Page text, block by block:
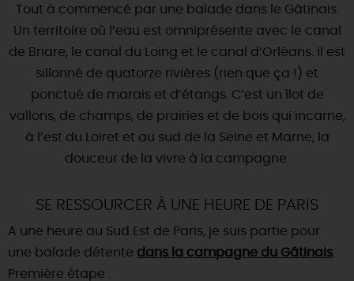
TOUTES LES ACTIVITÉS
Visitesgourmandesetcréatives
Vins etvignobles
Chic,une aire de pique-nique
Par ici lesguinguettes
Que rapporter du Loiret ?
La Route desMétiers d'Art
TOUT L'ART DE VIVRE
Des vacances auprès des animaux 🐎
(re)Découvrir les coulisses de la Faïencerie de
Gien !
Expérimenterles parcours Baludik 🕵️
Rendez-vous de la nature en 2026
2026
Où sortir ?
SE REPÉRER,SE DÉPLACER
INFOS & SERVICES
RÉSERVER MAINTENANT
Tout à commencé par une balade dans le Gâtinais.
Un territoire où l’eau est omniprésente avec le canal
de Briare, le canal du Loing et le canal d’Orléans. Il est
sillonné de quatorze rivières (rien que ça !) et
ponctué de marais et d’étangs. C’est un îlot de
vallons, de champs, de prairies et de bois qui incarne,
à l’est du Loiret et au sud de la Seine et Marne, la
douceur de la vivre à la campagne.
SE RESSOURCER À UNE HEURE DE PARIS
A une heure au Sud Est de Paris, je suis partie pour
une balade détente dans la campagne du Gâtinais
Première étape :